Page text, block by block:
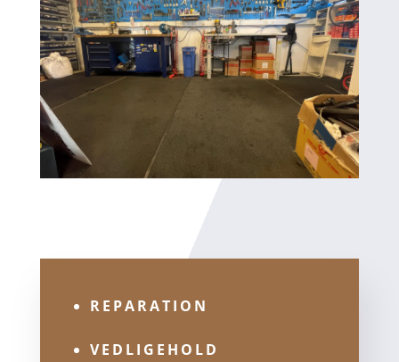
REPARATION
VEDLIGEHOLD